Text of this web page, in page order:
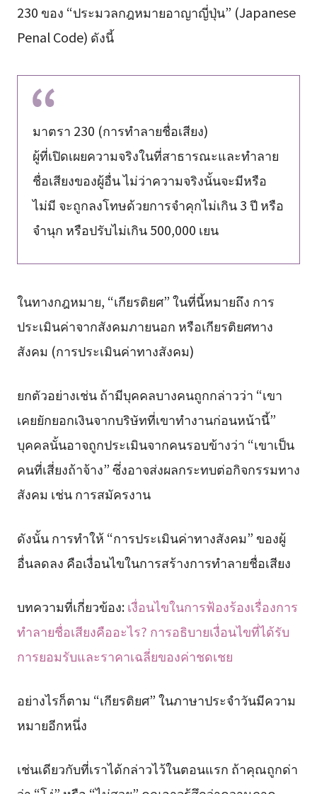
230 ของ “ประมวลกฎหมายอาญาญี่ปุ่น” (Japanese
Penal Code) ดังนี้
มาตรา 230 (การทำลายชื่อเสียง)
ผู้ที่เปิดเผยความจริงในที่สาธารณะและทำลาย
ชื่อเสียงของผู้อื่น ไม่ว่าความจริงนั้นจะมีหรือ
ไม่มี จะถูกลงโทษด้วยการจำคุกไม่เกิน 3 ปี หรือ
จำนุก หรือปรับไม่เกิน 500,000 เยน
ในทางกฎหมาย, “เกียรติยศ” ในที่นี้หมายถึง การ
ประเมินค่าจากสังคมภายนอก หรือเกียรติยศทาง
สังคม (การประเมินค่าทางสังคม)
ยกตัวอย่างเช่น ถ้ามีบุคคลบางคนถูกกล่าวว่า “เขา
เคยยักยอกเงินจากบริษัทที่เขาทำงานก่อนหน้านี้”
บุคคลนั้นอาจถูกประเมินจากคนรอบข้างว่า “เขาเป็น
คนที่เสี่ยงถ้าจ้าง” ซึ่งอาจส่งผลกระทบต่อกิจกรรมทาง
สังคม เช่น การสมัครงาน
ดังนั้น การทำให้ “การประเมินค่าทางสังคม” ของผู้
อื่นลดลง คือเงื่อนไขในการสร้างการทำลายชื่อเสียง
บทความที่เกี่ยวข้อง:เงื่อนไขในการฟ้องร้องเรื่องการ
ทำลายชื่อเสียงคืออะไร? การอธิบายเงื่อนไขที่ได้รับ
การยอมรับและราคาเฉลี่ยของค่าชดเชย
อย่างไรก็ตาม “เกียรติยศ” ในภาษาประจำวันมีความ
หมายอีกหนึ่ง
เช่นเดียวกับที่เราได้กล่าวไว้ในตอนแรก ถ้าคุณถูกด่า